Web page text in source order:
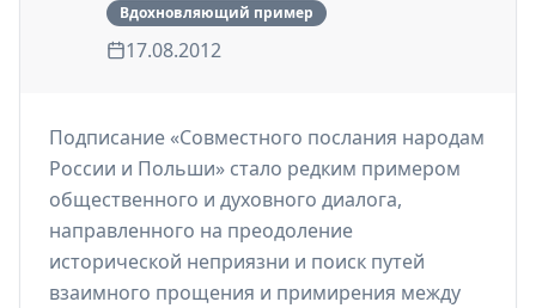
Вдохновляющий пример
17.08.2012
Подписание «Совместного послания народам
России и Польши» стало редким примером
общественного и духовного диалога,
направленного на преодоление
исторической неприязни и поиск путей
взаимного прощения и примирения между